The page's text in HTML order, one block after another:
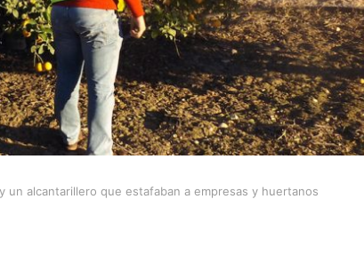
un alcantarillero que estafaban a empresas y huertanos